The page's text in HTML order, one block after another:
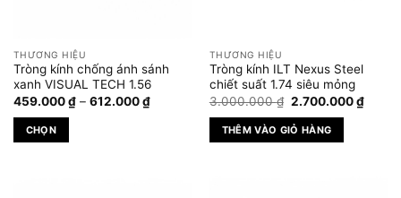
THƯƠNG HIỆU
Tròng kính chống ánh sánh
xanh VISUAL TECH 1.56
459.000₫ – 612.000₫Khoảng
giá:
CHỌN
THƯƠNG HIỆU
Tròng kính ILT Nexus Steel
chiết suất 1.74 siêu mỏng
3.000.000₫ Giá
là:
3.000.000 ₫.
2.700.000₫Giá
hiện
THÊM VÀO GIỎ HÀNG